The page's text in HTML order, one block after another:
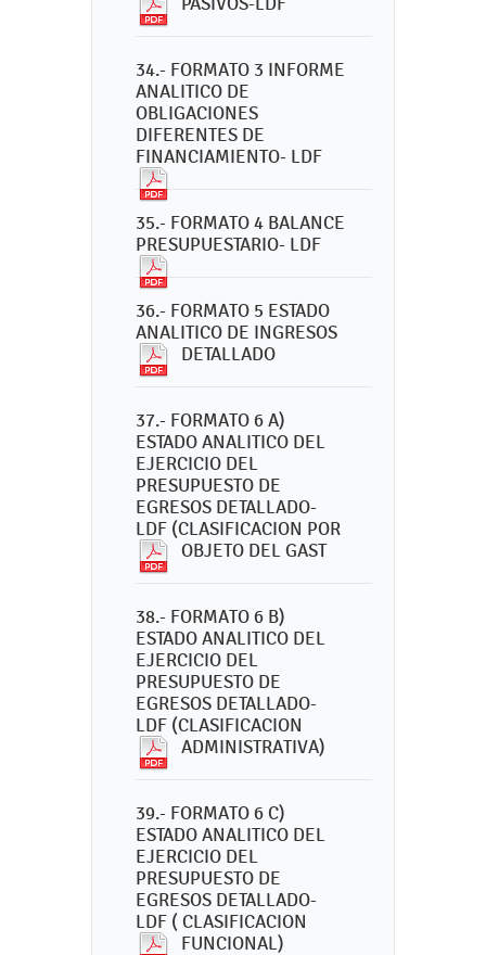
34.- FORMATO 3 INFORME
ANALITICO DE
OBLIGACIONES
DIFERENTES DE
FINANCIAMIENTO- LDF
35.- FORMATO 4 BALANCE
PRESUPUESTARIO- LDF
36.- FORMATO 5 ESTADO
ANALITICO DE INGRESOS
DETALLADO
37.- FORMATO 6 A)
ESTADO ANALITICO DEL
EJERCICIO DEL
PRESUPUESTO DE
EGRESOS DETALLADO-
LDF (CLASIFICACION POR
OBJETO DEL GAST
38.- FORMATO 6 B)
ESTADO ANALITICO DEL
EJERCICIO DEL
PRESUPUESTO DE
EGRESOS DETALLADO-
LDF (CLASIFICACION
ADMINISTRATIVA)
39.- FORMATO 6 C)
ESTADO ANALITICO DEL
EJERCICIO DEL
PRESUPUESTO DE
EGRESOS DETALLADO-
LDF ( CLASIFICACION
FUNCIONAL)